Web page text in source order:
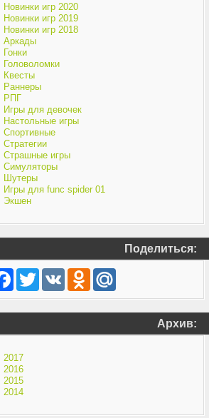
Новинки игр 2020
Новинки игр 2019
Новинки игр 2018
Аркады
Гонки
Головоломки
Квесты
Раннеры
РПГ
Игры для девочек
Настольные игры
Спортивные
Стратегии
Страшные игры
Симуляторы
Шутеры
Игры для func spider 01
Экшен
Поделиться:
FacebookTwitter VK Odnoklassniki
Архив:
2017
2016
2015
2014